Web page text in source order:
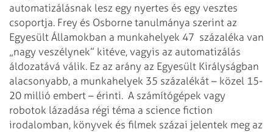
automatizálásnak lesz egy nyertes és egy vesztes
csoportja. Frey és Osborne tanulmánya szerint az
Egyesült Államokban a munkahelyek 47 százaléka van
„nagy veszélynek” kitéve, vagyis az automatizálás
áldozatává válik. Ez az arány az Egyesült Királyságban
alacsonyabb, a munkahelyek 35 százalékát – közel 15-
20 millió embert – érinti. A számítógépek vagy
robotok lázadása régi téma a science fiction
irodalomban, könyvek és filmek százai jelentek meg az